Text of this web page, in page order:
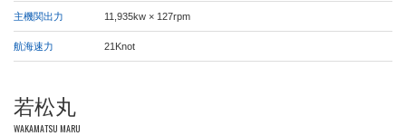
主機関出力 11,935kw × 127rpm
航海速力 21Knot
若松丸
WAKAMATSU MARU